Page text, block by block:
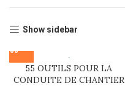
Show sidebar
55 OUTILS POUR LA
CONDUITE DE CHANTIER